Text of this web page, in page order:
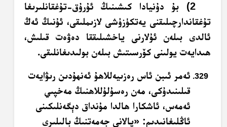
2) بۇ دۇنيادا كىشىنىڭ ئۇرۇق-تۇغقانلىرىغا
تۇغقاندارچىلىقنى يەتكۈزۈشى لازىملىقى، ئۇنىڭ ئەڭ
ئالدى بىلەن ئۇلارنى ياخشىلىققا دەۋەت قىلىش،
ھىدايەت يولىنى كۆرسىتىش بىلەن بولىدىغانلىقى.
ئەمر ئىبن ئاس رەزىيەللاھۇ ئەنھۇدىن رىۋايەت
قىلىنىدۇكى، مەن رەسۇلۇللاھنىڭ مەخپىي
ئەمەس، ئاشكارا ھالدا مۇنداق دېگەنلىكىنى
ئاڭلىغانىدىم: «پالانى جەمەتنىڭ بالىلىرى